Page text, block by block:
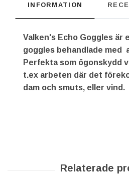
INFORMATION
Valken's Echo Goggles är
goggles behandlade med
Perfekta som ögonskydd
t.ex arbeten där det
dam och smuts, eller vind.